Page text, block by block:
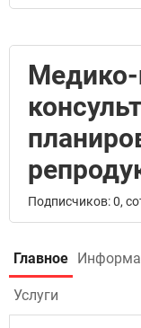
Медико-
Подписчиков: 0,
Главное
Услуги